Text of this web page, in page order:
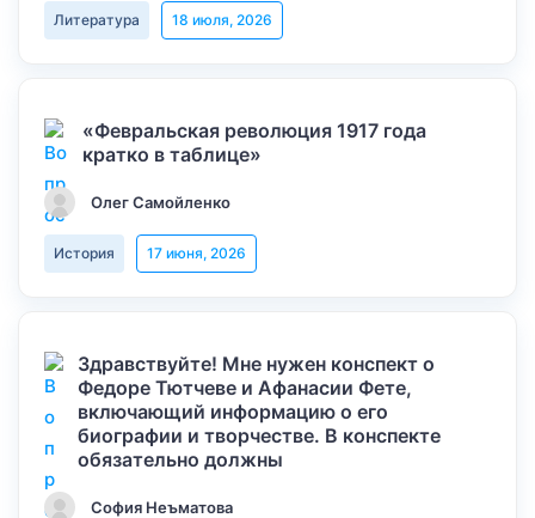
Литература 18 июля, 2026
«Февральская революция 1917 года
кратко в таблице»
Олег Самойленко
История 17 июня, 2026
Здравствуйте! Мне нужен конспект о
Федоре Тютчеве и Афанасии Фете,
включающий информацию о его
биографии и творчестве. В конспекте
обязательно должны
София Неъматова